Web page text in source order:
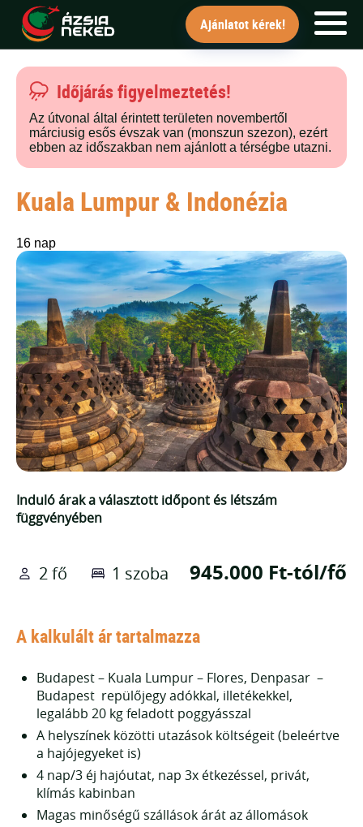
FŐOLDAL
UTAK
HÍRLEVÉL
KÉPEK
Ajánlatot kérek!
Ajánlatot kérek!
"Az utakat tudjuk európai átszállással is
Időjárás figyelmeztetés!
Az útvonal által érintett területen novembertől
márciusig esős évszak van (monszun szezon), ezért
ebben az időszakban nem ajánlott a térségbe utazni.
Kuala Lumpur & Indonézia
16 nap
Induló árak a választott időpont és létszám
függvényében
2 fő 1 szoba 945.000 Ft-tól/fő
A kalkulált ár tartalmazza
Budapest – Kuala Lumpur – Flores, Denpasar –
Budapest repülőjegy adókkal, illetékekkel,
legalább 20 kg feladott poggyásszal
A helyszínek közötti utazások költségeit (beleértve
a hajójegyeket is)
4 nap/3 éj hajóutat, nap 3x étkezéssel, privát,
klímás kabinban
Magas minőségű szállások árát az állomások